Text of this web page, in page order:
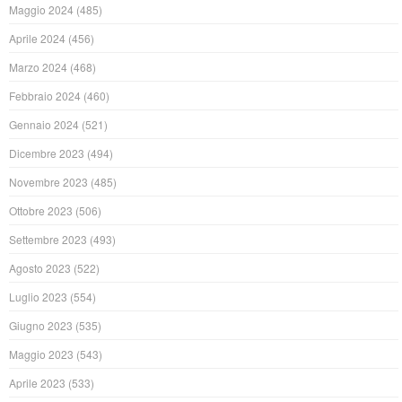
Maggio 2024 (485)
Aprile 2024 (456)
Marzo 2024 (468)
Febbraio 2024 (460)
Gennaio 2024 (521)
Dicembre 2023 (494)
Novembre 2023 (485)
Ottobre 2023 (506)
Settembre 2023 (493)
Agosto 2023 (522)
Luglio 2023 (554)
Giugno 2023 (535)
Maggio 2023 (543)
Aprile 2023 (533)